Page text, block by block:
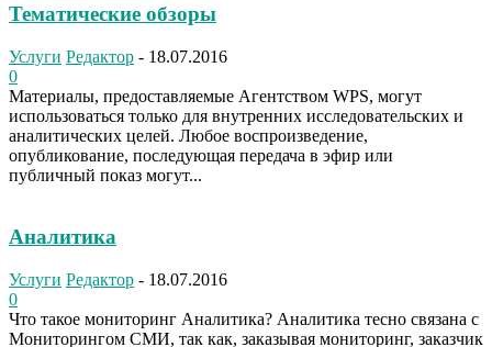
Тематические обзоры
Услуги Редактор - 18.07.2016
0
Материалы, предоставляемые Агентством WPS, могут
использоваться только для внутренних исследовательских и
аналитических целей. Любое воспроизведение,
опубликование, последующая передача в эфир или
публичный показ могут...
Аналитика
Услуги Редактор - 18.07.2016
0
Что такое мониторинг Аналитика? Аналитика тесно связана с
Мониторингом СМИ, так как, заказывая мониторинг, заказчик